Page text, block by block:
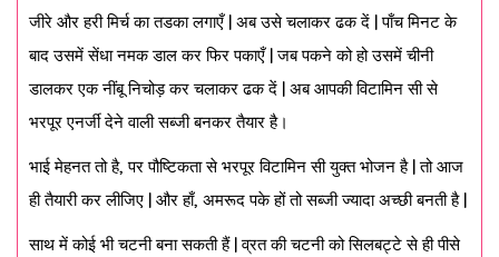
जीरे और हरी मिर्च का तडका लगाएँ | अब उसे चलाकर ढक दें | पाँच मिनट के
बाद उसमें सेंधा नमक डाल कर फिर पकाएँ | जब पकने को हो उसमें चीनी
डालकर एक नींबू निचोड़ कर चलाकर ढक दें | अब आपकी विटामिन सी से
भरपूर एनर्जी देने वाली सब्जी बनकर तैयार है।
भाई मेहनत तो है, पर पौष्टिकता से भरपूर विटामिन सी युक्त भोजन है | तो आज
ही तैयारी कर लीजिए | और हाँ, अमरूद पके हों तो सब्जी ज्यादा अच्छी बनती है |
साथ में कोई भी चटनी बना सकती हैं | व्रत की चटनी को सिलबट्टे से ही पीसे